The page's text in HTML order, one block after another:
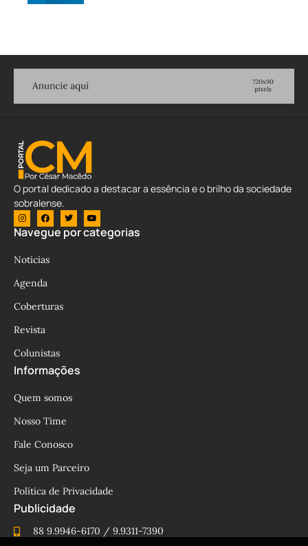
O portal dedicado a destacar a essência e o brilho da sociedade
sobralense.
Navegue por categorias
Notícias
Agenda
Coberturas
Revista
Colunistas
Informações
Quem somos
Nosso Time
Fale Conosco
Seja um Parceiro
Política de Privacidade
Publicidade
88 9.9946-6170 / 9.9311-7390